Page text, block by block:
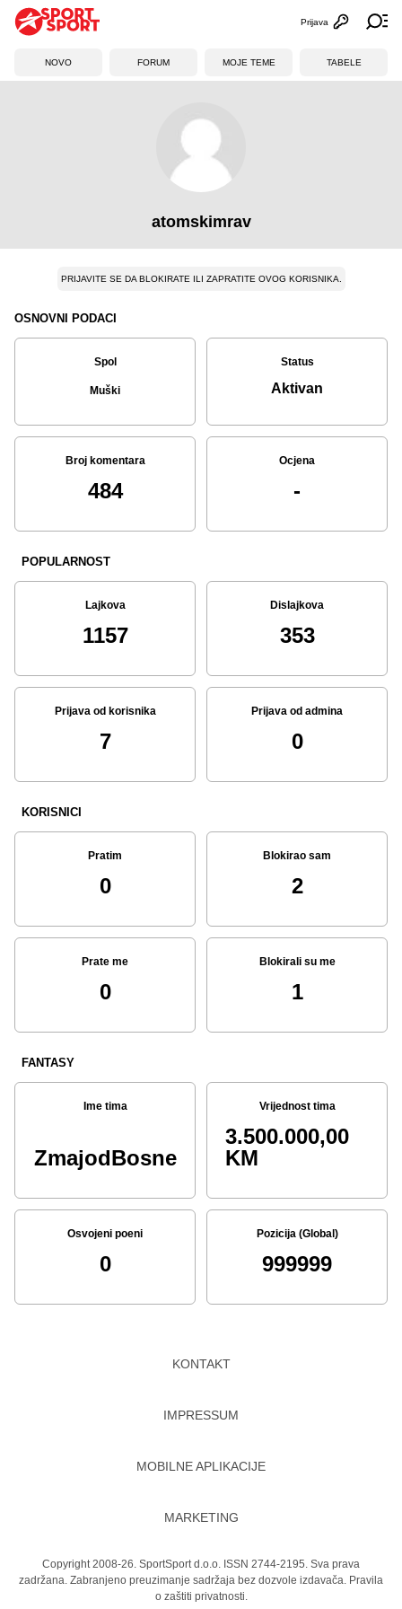
Otvori
Prijava
NOVO FORUM MOJE TEME TABELE
atomskimrav
PRIJAVITE SE DA BLOKIRATE ILI ZAPRATITE OVOG KORISNIKA.
OSNOVNI PODACI
Spol
Muški
Status
Aktivan
Broj komentara
484
Ocjena
-
POPULARNOST
Lajkova
1157
Dislajkova
353
Prijava od korisnika
7
Prijava od admina
0
KORISNICI
Pratim
0
Blokirao sam
2
Prate me
0
Blokirali su me
1
FANTASY
Ime tima
ZmajodBosne
Vrijednost tima
3.500.000,00
KM
Osvojeni poeni
0
Pozicija (Global)
999999
KONTAKT
IMPRESSUM
MOBILNE APLIKACIJE
MARKETING
Copyright 2008-26. SportSport d.o.o. ISSN 2744-2195. Sva prava
zadržana. Zabranjeno preuzimanje sadržaja bez dozvole izdavača. Pravila
o zaštiti privatnosti.